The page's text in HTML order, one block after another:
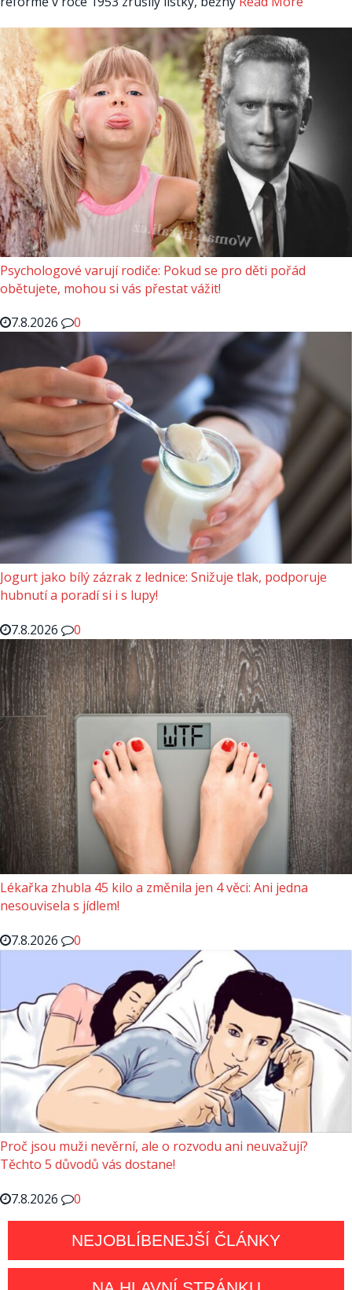
Psychologové varují rodiče: Pokud se pro děti pořád
obětujete, mohou si vás přestat vážit!
7.8.2026
0
Jogurt jako bílý zázrak z lednice: Snižuje tlak, podporuje
hubnutí a poradí si i s lupy!
7.8.2026
0
Lékařka zhubla 45 kilo a změnila jen 4 věci: Ani jedna
nesouvisela s jídlem!
7.8.2026
0
Proč jsou muži nevěrní, ale o rozvodu ani neuvažují?
Těchto 5 důvodů vás dostane!
7.8.2026
0
NEJOBLÍBENEJŠÍ ČLÁNKY